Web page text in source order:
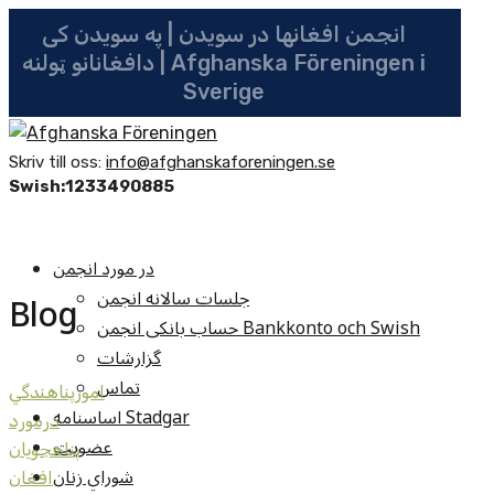
انجمن افغانها در سویدن | په سویدن کی
دافغانانو ټولنه | Afghanska Föreningen i
Sverige
Skriv till oss: info@afghanskaforeningen.se
Swish:1233490885
در مورد انجمن
جلسات سالانه انجمن
حساب بانکی انجمن Bankkonto och Swish
گزارشات
تماس
اساسنامه Stadgar
عضویت
شوراي زنان
Blog
امورپناهندگي
درمورد
پناهجويان
افغان